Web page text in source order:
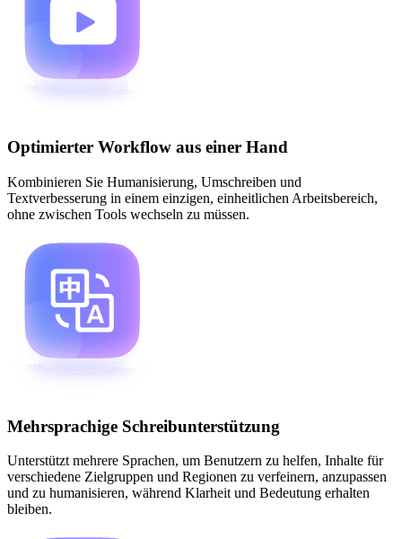
Optimierter Workflow aus einer Hand
Kombinieren Sie Humanisierung, Umschreiben und
Textverbesserung in einem einzigen, einheitlichen Arbeitsbereich,
ohne zwischen Tools wechseln zu müssen.
Mehrsprachige Schreibunterstützung
Unterstützt mehrere Sprachen, um Benutzern zu helfen, Inhalte für
verschiedene Zielgruppen und Regionen zu verfeinern, anzupassen
und zu humanisieren, während Klarheit und Bedeutung erhalten
bleiben.